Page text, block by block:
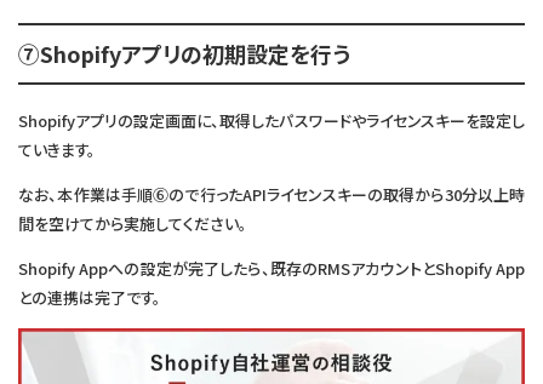
⑦Shopifyアプリの初期設定を行う
Shopifyアプリの設定画面に、取得したパスワードやライセンスキーを設定し
ていきます。
なお、本作業は手順⑥ので行ったAPIライセンスキーの取得から30分以上時
間を空けてから実施してください。
Shopify Appへの設定が完了したら、既存のRMSアカウントとShopify App
との連携は完了です。